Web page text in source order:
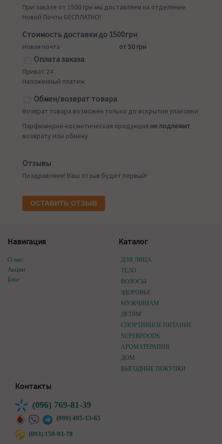
При заказе от 1500 грн мы доставляем на отделение
Новой Почты БЕСПЛАТНО!
Стоимость доставки до 1500грн
Новая почта от 50 грн
Оплата заказа
Приват 24
Наложенный платеж
Обмен/возврат товара
Возврат товара возможен только до вскрытия упаковки
Парфюмерно-косметическая продукция не подлежит
возврату или обмену
Отзывы
Поздравляем! Ваш отзыв будет первый!
ОСТАВИТЬ ОТЗЫВ
Навигация
О нас
Акции
Блог
Каталог
ДЛЯ ЛИЦА
ТЕЛО
ВОЛОСЫ
ЗДОРОВЬЕ
МУЖЧИНАМ
ДЕТЯМ
СПОРТИВНОЕ ПИТАНИЕ
SUPERFOODS
АРОМАТЕРАПИЯ
ДОМ
ВЫГОДНЫЕ ПОКУПКИ
Контакты
(096) 769-81-39
(099) 495-13-65
(093) 159-93-78